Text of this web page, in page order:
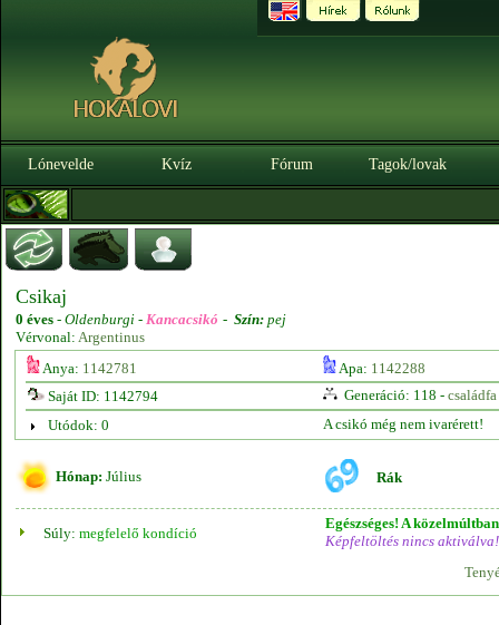
Lónevelde Kvíz Fórum Tagok/lovak
Csikaj
0 éves - Oldenburgi - Kancacsikó - Szín: pej
Vérvonal: Argentinus
Anya: 1142781 Apa: 1142288
Saját ID: 1142794
Generáció: 118 - családfa
Utódok: 0
A csikó még nem ivarérett!
Hónap: Július Rák
Súly: megfelelő kondíció
Egészséges! A
Képfeltöltés nincs aktiválva!